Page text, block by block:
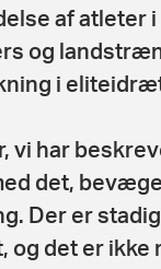
af atleter i
og
i
vi har
det,
Der er stadig
det er ikke